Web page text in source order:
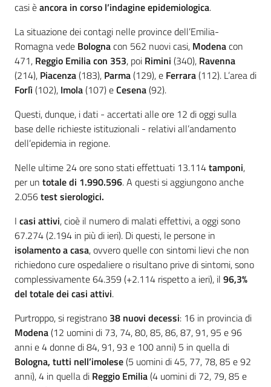
casi èancora in corso l’indagine epidemiologica.
La situazione dei contagi nelle province dell’Emilia-
Romagna vede Bolognacon 562 nuovi casi, Modenacon
471, Reggio Emiliacon 353, poi Rimini (340), Ravenna
(214), Piacenza(183), Parma(129), e Ferrara(112). L’area di
Forlì(102), Imola(107) eCesena(92).
Questi, dunque, i dati - accertati alle ore 12 di oggi sulla
base delle richieste istituzionali - relativi all’andamento
dell’epidemia in regione.
Nelle ultime 24 ore sono stati effettuati 13.114tamponi,
per un totale di 1.990.596. A questi si aggiungono anche
2.056test sierologici.
I casi attivi, cioè il numero di malati effettivi, a oggi sono
67.274 (2.194 in più di ieri). Di questi, le persone in
isolamento a casa, ovvero quelle con sintomi lievi che non
richiedono cure ospedaliere o risultano prive di sintomi, sono
complessivamente 64.359 (+2.114 rispetto a ieri), il 96,3%
del totale dei casi attivi.
Purtroppo, si registrano 38 nuovi decessi: 16 in provincia di
Modena(12 uomini di 73, 74, 80, 85, 86, 87, 91, 95 e 96
anni e 4 donne di 84, 91, 93 e 100 anni) 5 in quella di
Bologna, tutti nell’imolese(5 uomini di 45, 77, 78, 85 e 92
anni), 4 in quella di Reggio Emilia(4 uomini di 72, 79, 85 e